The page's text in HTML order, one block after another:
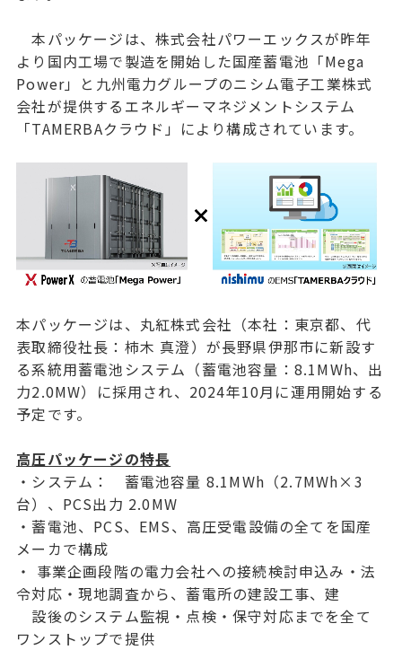
本パッケージは、株式会社パワーエックスが昨年
より国内工場で製造を開始した国産蓄電池「Mega
Power」と九州電力グループのニシム電子工業株式
会社が提供するエネルギーマネジメントシステム
「TAMERBAクラウド」により構成されています。
本パッケージは、丸紅株式会社（本社：東京都、代
表取締役社長：柿木 真澄）が長野県伊那市に新設す
る系統用蓄電池システム（蓄電池容量：8.1MWh、出
力2.0MW）に採用され、2024年10月に運用開始する
予定です。
高圧パッケージの特長
・システム： 蓄電池容量 8.1MWh（2.7MWh×3
台）、PCS出力 2.0MW
・蓄電池、PCS、EMS、高圧受電設備の全てを国産
メーカで構成
・ 事業企画段階の電力会社への接続検討申込み・法
令対応・現地調査から、蓄電所の建設工事、建
設後のシステム監視・点検・保守対応までを全て
ワンストップで提供